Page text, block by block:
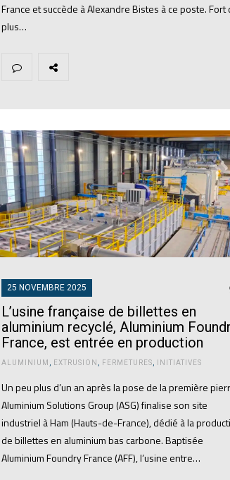
France et succède à Alexandre Bistes à ce poste. Fort
plus…
25 NOVEMBRE 2025
L’usine française de billettes en
aluminium recyclé, Aluminium
France, est entrée en production
ALUMINIUM EXTRUSION FERMETURES INITIATIVES
Un peu plus d’un an après la pose de la première
Aluminium Solutions Group (ASG) finalise son site
industriel à Ham (Hauts-de-France), dédié à la
de billettes en aluminium bas carbone. Baptisée
Aluminium Foundry France (AFF), l’usine entre…